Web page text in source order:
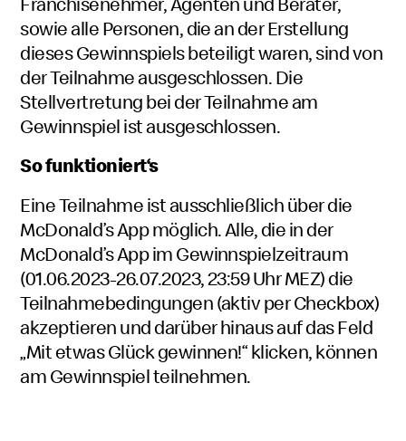
sowie alle Personen, die an der Erstellung
dieses Gewinnspiels beteiligt waren, sind von
der Teilnahme ausgeschlossen. Die
Stellvertretung bei der Teilnahme am
Gewinnspiel ist ausgeschlossen.
So funktioniert‘s
Eine Teilnahme ist ausschließlich über die
McDonald’s App möglich. Alle, die in der
McDonald’s App im Gewinnspielzeitraum
(01.06.2023-26.07.2023, 23:59 Uhr MEZ) die
Teilnahmebedingungen (aktiv per Checkbox)
akzeptieren und darüber hinaus auf das Feld
„Mit etwas Glück gewinnen!“ klicken, können
am Gewinnspiel teilnehmen.